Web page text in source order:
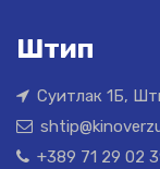
Штип
Суитлак 1Б,
+389 71 29 02